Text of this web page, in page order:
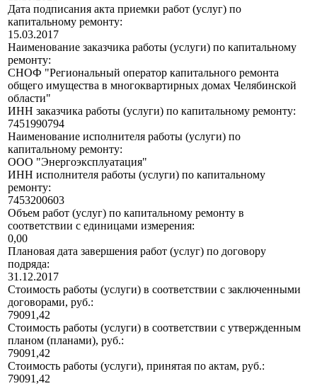
Дата подписания акта приемки работ (услуг) по
капитальному ремонту:
15.03.2017
Наименование заказчика работы (услуги) по капитальному
ремонту:
СНОФ "Региональный оператор капитального ремонта
общего имущества в многоквартирных домах Челябинской
области"
ИНН заказчика работы (услуги) по капитальному ремонту:
7451990794
Наименование исполнителя работы (услуги) по
капитальному ремонту:
ООО "Энергоэксплуатация"
ИНН исполнителя работы (услуги) по капитальному
ремонту:
7453200603
Объем работ (услуг) по капитальному ремонту в
соответствии с единицами измерения:
0,00
Плановая дата завершения работ (услуг) по договору
подряда:
31.12.2017
Стоимость работы (услуги) в соответствии с заключенными
договорами, руб.:
79091,42
Стоимость работы (услуги) в соответствии с утвержденным
планом (планами), руб.:
79091,42
Стоимость работы (услуги), принятая по актам, руб.:
79091,42